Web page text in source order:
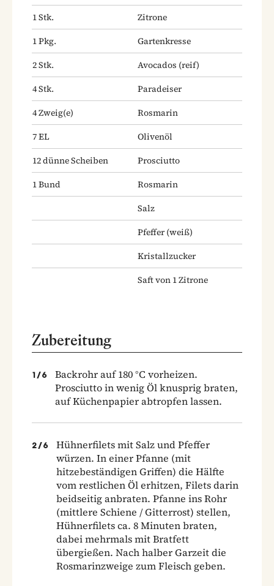
1Stk.
Zitrone
1Pkg.
Gartenkresse
2Stk. Avocados (reif)
4Stk.
Paradeiser
4Zweig(e)
Rosmarin
7EL
Olivenöl
12dünne Scheiben
Prosciutto
1Bund
Rosmarin
Salz
Pfeffer (weiß)
Kristallzucker
Saft von 1 Zitrone
Zubereitung
1 /6
Backrohr auf 180 °C vorheizen.
Prosciutto in wenig Öl knusprig braten,
auf Küchenpapier abtropfen lassen.
2 /6
Hühnerfilets mit Salz und Pfeffer
würzen. In einer Pfanne (mit
hitzebeständigen Griffen) die Hälfte
vom restlichen Öl erhitzen, Filets darin
beidseitig anbraten. Pfanne ins Rohr
(mittlere Schiene / Gitterrost) stellen,
Hühnerfilets ca. 8 Minuten braten,
dabei mehrmals mit Bratfett
übergießen. Nach halber Garzeit die
Rosmarinzweige zum Fleisch geben.